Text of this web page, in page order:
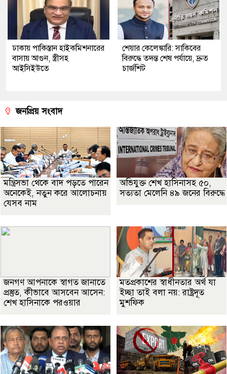
ঢাকায় পাকিস্তান হাইকমিশনারের
বাসায় আগুন, স্ত্রীসহ
আইসিইউতে
শেয়ার কেলেঙ্কারি: সাকিবের
বিরুদ্ধে তদন্ত শেষ পর্যায়ে, দ্রুত
চার্জশিট
জনপ্রিয় সংবাদ
মন্ত্রিসভা থেকে বাদ পড়তে পারেন
অনেকেই, নতুন করে আলোচনায়
যেসব নাম
অভিযুক্ত শেখ হাসিনাসহ ৫০,
সত্যতা মেলেনি ৪৯ জনের বিরুদ্ধে
জনগণ আপনাকে স্বাগত জানাতে
প্রস্তুত, কীভাবে আসবেন আসেন:
শেখ হাসিনাকে পরওয়ার
মতপ্রকাশের স্বাধীনতার অর্থ যা
ইচ্ছা তাই বলা নয়: রাষ্ট্রদূত
মুশফিক